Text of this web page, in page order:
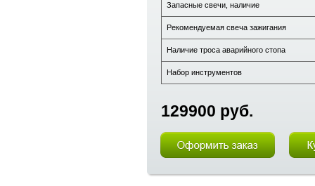
Запасные свечи, наличие
Рекомендуемая свеча зажигания
Наличие троса аварийного стопа
Набор инструментов
129900 руб.